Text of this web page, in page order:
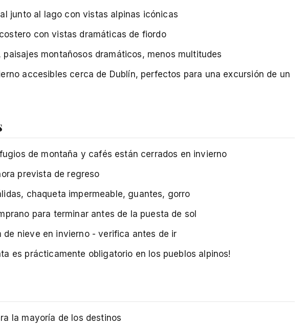
junto al lago con vistas alpinas icónicas
con vistas dramáticas de fiordo
paisajes montañosos dramáticos, menos multitudes
accesibles cerca de Dublín, perfectos para una excursión de un
de montaña y cafés están cerrados en invierno
prevista de regreso
chaqueta impermeable, guantes, gorro
para terminar antes de la puesta de sol
nieve en invierno - verifica antes de ir
es prácticamente obligatorio en los pueblos alpinos!
la mayoría de los destinos